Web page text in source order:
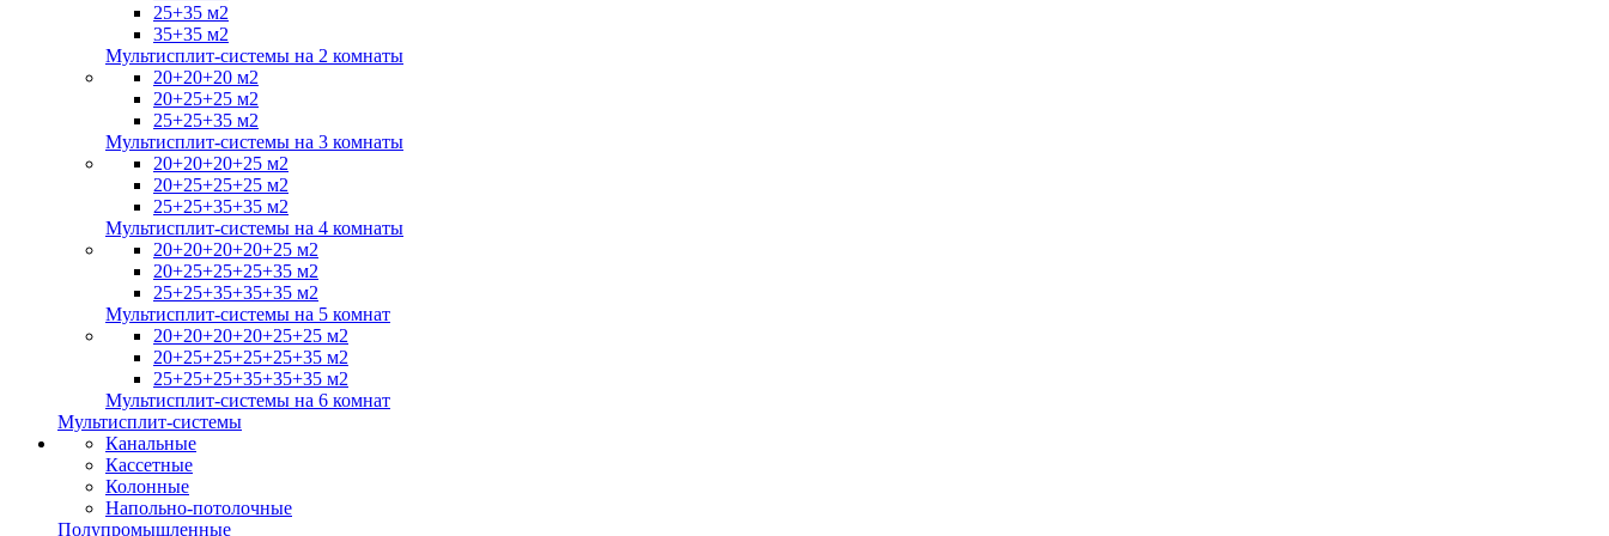
25+35 м2
35+35 м2
Мультисплит-системы на 2 комнаты
20+20+20 м2
20+25+25 м2
25+25+35 м2
Мультисплит-системы на 3 комнаты
20+20+20+25 м2
20+25+25+25 м2
25+25+35+35 м2
Мультисплит-системы на 4 комнаты
20+20+20+20+25 м2
20+25+25+25+35 м2
25+25+35+35+35 м2
Мультисплит-системы на 5 комнат
20+20+20+20+25+25 м2
20+25+25+25+25+35 м2
25+25+25+35+35+35 м2
Мультисплит-системы на 6 комнат
Мультисплит-системы
Канальные
Кассетные
Колонные
Напольно-потолочные
Полупромышленные